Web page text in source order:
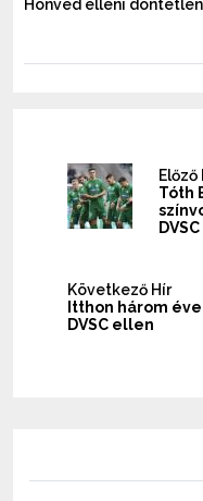
Honvéd elleni
Előző
Tóth
Következő Hír
Itthon három
DVSC ellen